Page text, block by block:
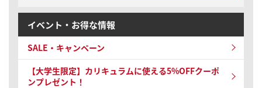
2026/01/07 公務員試験
【セール情報】期間限定10％OFF！公務員試験 | アウトレットセール
2025/12/01 全資格種
【ご案内】年末年始の営業について
イベント・お得な情報
SALE・キャンペーン
【大学生限定】カリキュラムに使える5%OFFクーポ
ンプレゼント！